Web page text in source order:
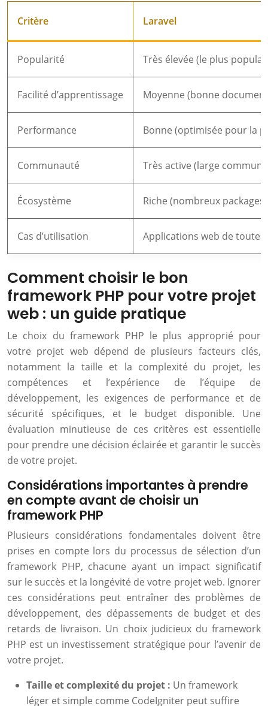
Critère Laravel
Popularité Très élevée (le plus
Facilité d’apprentissage Moyenne (bonne
Performance Bonne (optimisée pour la
Communauté Très active (large
Écosystème Riche (nombreux
Cas d’utilisation Applications web de toutes
Comment choisir le bon
framework PHP pour votre projet
web : un guide pratique
Le choix du framework PHP le plus approprié pour
votre projet web dépend de plusieurs facteurs clés,
notamment la taille et la complexité du projet, les
compétences et l’expérience de l’équipe de
développement, les exigences de performance et de
sécurité spécifiques, et le budget disponible. Une
évaluation minutieuse de ces critères est essentielle
pour prendre une décision éclairée et garantir le succès
de votre projet.
Considérations importantes à prendre
en compte avant de choisir un
framework PHP
Plusieurs considérations fondamentales doivent être
prises en compte lors du processus de sélection d’un
framework PHP, chacune ayant un impact significatif
sur le succès et la longévité de votre projet web. Ignorer
ces considérations peut entraîner des problèmes de
développement, des dépassements de budget et des
retards de livraison. Un choix judicieux du framework
PHP est un investissement stratégique pour l’avenir de
votre projet.
Taille et complexité du projet : Un framework
léger et simple comme CodeIgniter peut suffire